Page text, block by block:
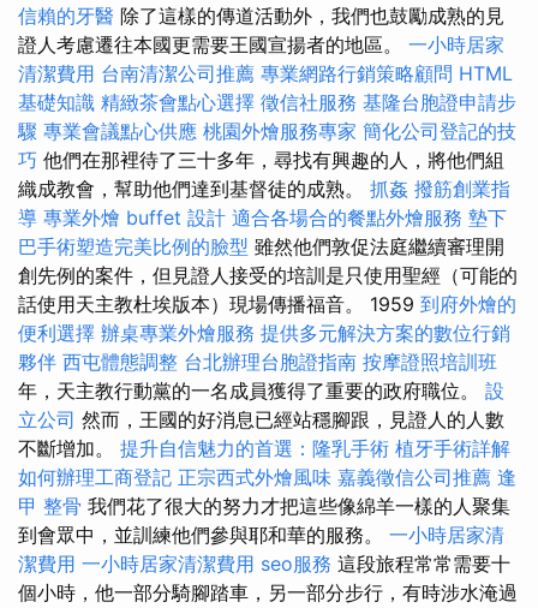
信賴的牙醫 除了這樣的傳道活動外，我們也鼓勵成熟的見
證人考慮遷往本國更需要王國宣揚者的地區。 一小時居家
清潔費用 台南清潔公司推薦 專業網路行銷策略顧問 HTML
基礎知識 精緻茶會點心選擇 徵信社服務 基隆台胞證申請步
驟 專業會議點心供應 桃園外燴服務專家 簡化公司登記的技
巧 他們在那裡待了三十多年，尋找有興趣的人，將他們組
織成教會，幫助他們達到基督徒的成熟。 抓姦 撥筋創業指
導 專業外燴 buffet 設計 適合各場合的餐點外燴服務 墊下
巴手術塑造完美比例的臉型 雖然他們敦促法庭繼續審理開
創先例的案件，但見證人接受的培訓是只使用聖經（可能的
話使用天主教杜埃版本）現場傳播福音。 1959 到府外燴的
便利選擇 辦桌專業外燴服務 提供多元解決方案的數位行銷
夥伴 西屯體態調整 台北辦理台胞證指南 按摩證照培訓班
年，天主教行動黨的一名成員獲得了重要的政府職位。 設
立公司 然而，王國的好消息已經站穩腳跟，見證人的人數
不斷增加。 提升自信魅力的首選：隆乳手術 植牙手術詳解
如何辦理工商登記 正宗西式外燴風味 嘉義徵信公司推薦 逢
甲 整骨 我們花了很大的努力才把這些像綿羊一樣的人聚集
到會眾中，並訓練他們參與耶和華的服務。 一小時居家清
潔費用 一小時居家清潔費用 seo服務 這段旅程常常需要十
個小時，他一部分騎腳踏車，另一部分步行，有時涉水淹過